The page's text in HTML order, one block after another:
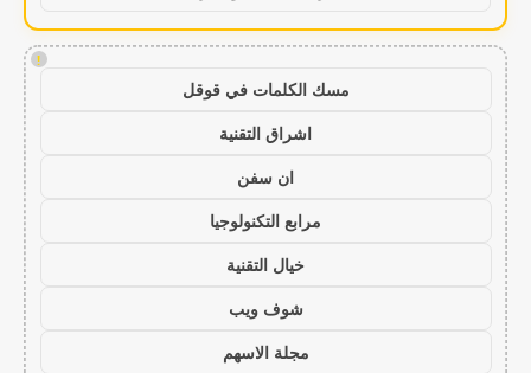
!
مسك الكلمات في قوقل
اشراق التقنية
ان سفن
مرابع التكنولوجيا
خيال التقنية
شوف ويب
مجلة الاسهم